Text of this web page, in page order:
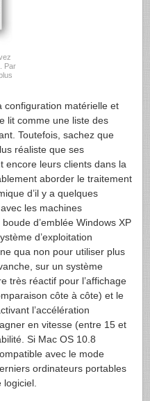
Par
configuration matérielle et
lit comme une liste des
Toutefois, sachez que
réaliste que ses
encore leurs clients dans la
aborder le traitement
d’il y a quelques
les machines
d’emblée Windows XP
d’exploitation
qua non pour utiliser plus
sur un système
très réactif pour l’affichage
côte à côte) et le
l’accélération
en vitesse (entre 15 et
Si Mac OS 10.8
avec le mode
ordinateurs portables